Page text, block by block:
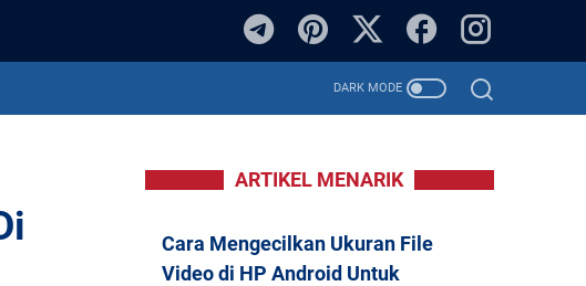
ARTIKEL MENARIK
Cara Mengecilkan Ukuran File
Video di HP Android Untuk